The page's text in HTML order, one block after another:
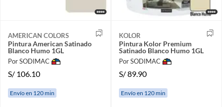
AMERICAN COLORS
Pintura American Satinado
Blanco Humo 1GL
Por SODIMAC
S/ 106.10
Envío en 120 min
KOLOR
Pintura Kolor Premium
Satinado Blanco Humo 1GL
Por SODIMAC
S/89.90
Envío en 120 min